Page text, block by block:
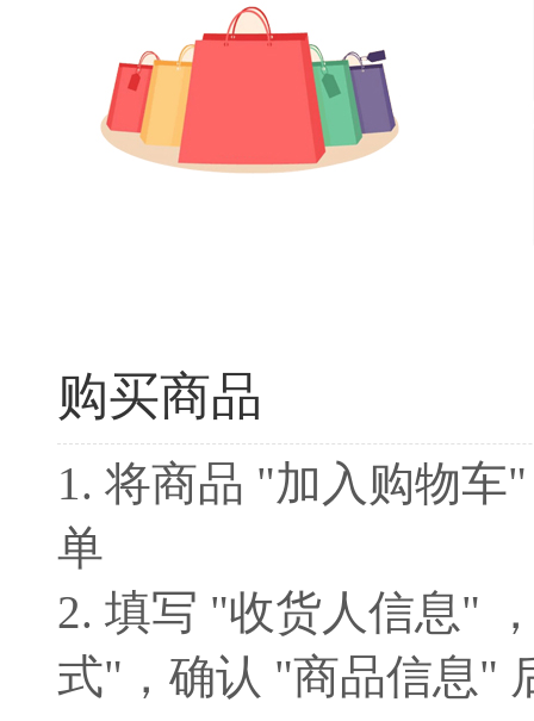
购买商品
1. 将商品 "加入购物车
单
2. 填写 "收货人信息"
式"，确认 "商品信息"